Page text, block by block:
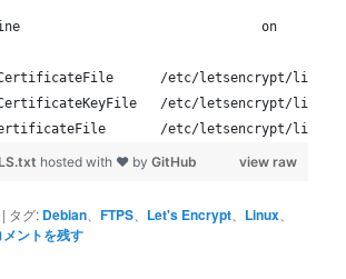
on
/etc/letsencrypt/live/
/etc/letsencrypt/live/
/etc/letsencrypt/live/
view raw
hosted with ❤ byGitHub
| タグ: Debian 、FTPS Let's Encrypt Linux
メントを残す